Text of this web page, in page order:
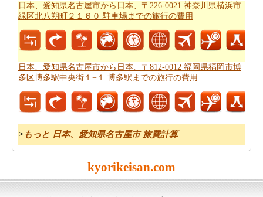
日本、愛知県名古屋市から日本、〒226-0021 神奈川県横浜市
緑区北八朔町２１６０ 駐車場までの旅行の費用
日本、愛知県名古屋市から日本、〒812-0012 福岡県福岡市博
多区博多駅中央街１−１ 博多駅までの旅行の費用
> もっと 日本、愛知県名古屋市 旅費計算
kyorikeisan.com